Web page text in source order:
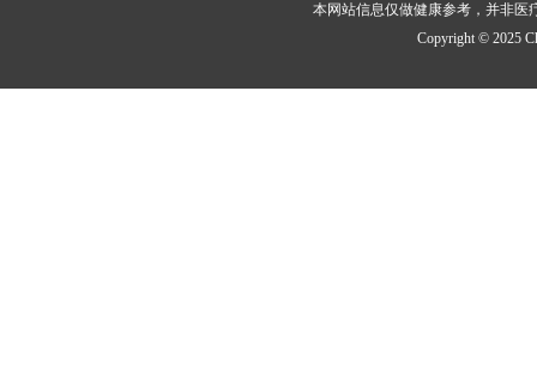
本网站信息仅做健康参考，并非医
Copyright © 2025